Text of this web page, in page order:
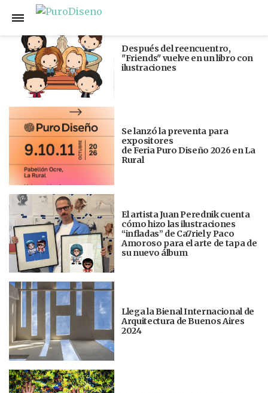
Anterior
Después del reencuentro,
"Friends" vuelve en un libro con
ilustraciones
Se lanzó la preventa para
expositores
de Feria Puro Diseño 2026 en La
Rural
El artista Juan Perednik cuenta
cómo hizo las ilustraciones
“infladas” de Ca7riel y Paco
Amoroso para el arte de tapa de
su nuevo álbum
Llega la Bienal Internacional de
Arquitectura de Buenos Aires
2024
Siguiente